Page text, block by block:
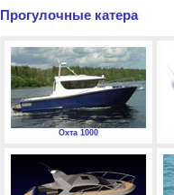
Прогулочные катера
Охта 1000